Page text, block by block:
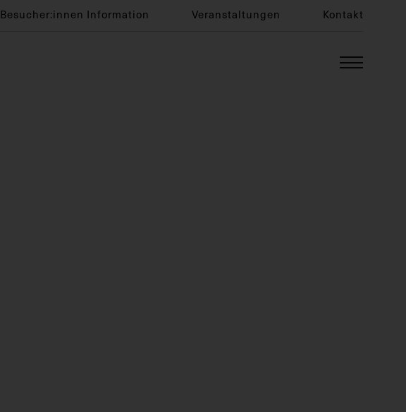
Besucher:innen Information Veranstaltungen Kontakt